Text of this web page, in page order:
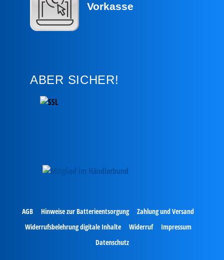
Vorkasse
ABER SICHER!
AGB Hinweise zur Batterieentsorgung
Zahlung und Versand
Widerrufsbelehrung digitale Inhalte
Widerruf
Impressum
Datenschutz